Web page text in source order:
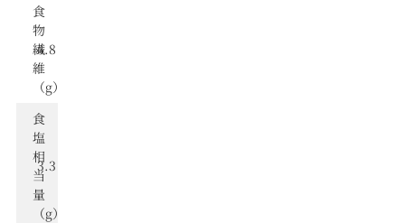
食
物
繊
維
（g）
4.8
⾷
塩
相
当
量
（g）
3.3